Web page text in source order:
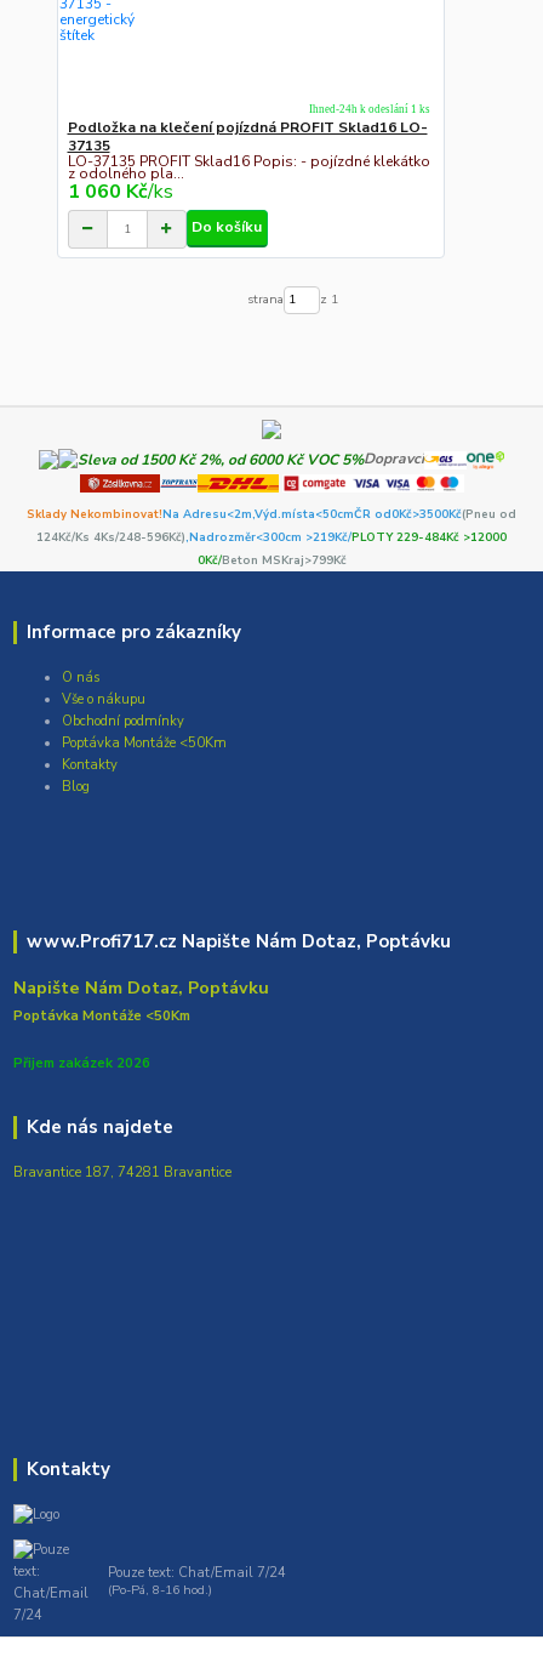
Podložka na klečení pojízdná PROFIT Sklad16 LO-
37135
LO-37135 PROFIT Sklad16 Popis: - pojízdné klekátko
z odolného pla...
1 060 Kč/ks
Ihned-24h k odeslání 1 ks
Do košíku
strana z 1
Dopravci
Sklady Nekombinovat!Na Adresu<2m,Výd.místa<50cmČR od0Kč>3500Kč(Pneu od
124Kč/Ks 4Ks/248-596Kč),Nadrozměr<300cm >219Kč/PLOTY 229-484Kč >12000
0Kč/Beton MSKraj>799Kč
Informace pro zákazníky
O nás
Vše o nákupu
Obchodní podmínky
Poptávka Montáže <50Km
Kontakty
Blog
www.Profi717.cz Napište Nám Dotaz, Poptávku
Napište Nám Dotaz, Poptávku
Poptávka Montáže <50Km
Přijem zakázek 2026
Kde nás najdete
Bravantice 187, 74281 Bravantice
Kontakty
Pouze text: Chat/Email 7/24
(Po-Pá, 8-16 hod.)